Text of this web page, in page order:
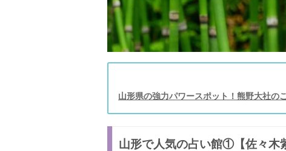
山形で人気の占い館⑥【ブリオ 東洋館】
当たる！おすすめの占い師：永山 幸志郎先生
口コミ
店舗詳細
鑑定料金
山形県の強力パワースポット！熊野大社の
山形で人気の占い館①【佐々木